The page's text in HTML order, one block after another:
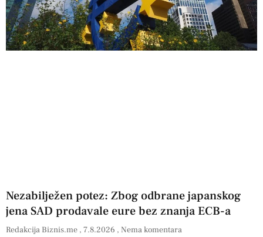
Nezabilježen potez: Zbog odbrane japanskog
jena SAD prodavale eure bez znanja ECB-a
Redakcija Biznis.me 7.8.2026 Nema komentara